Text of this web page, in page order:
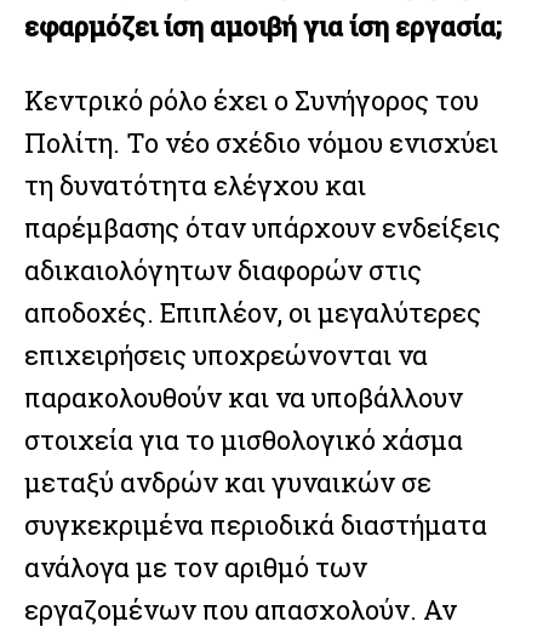
εφαρμόζει ίση αμοιβή για ίση εργασία;
Κεντρικό ρόλο έχει ο Συνήγορος του
Πολίτη. Το νέο σχέδιο νόμου ενισχύει
τη δυνατότητα ελέγχου και
παρέμβασης όταν υπάρχουν ενδείξεις
αδικαιολόγητων διαφορών στις
αποδοχές. Επιπλέον, οι μεγαλύτερες
επιχειρήσεις υποχρεώνονται να
παρακολουθούν και να υποβάλλουν
στοιχεία για το μισθολογικό χάσμα
μεταξύ ανδρών και γυναικών σε
συγκεκριμένα περιοδικά διαστήματα
ανάλογα με τον αριθμό των
εργαζομένων που απασχολούν. Αν